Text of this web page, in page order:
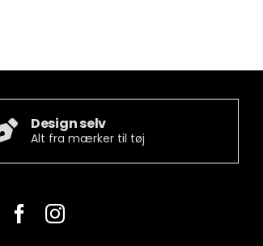
Design selv
Alt fra mærker til tøj